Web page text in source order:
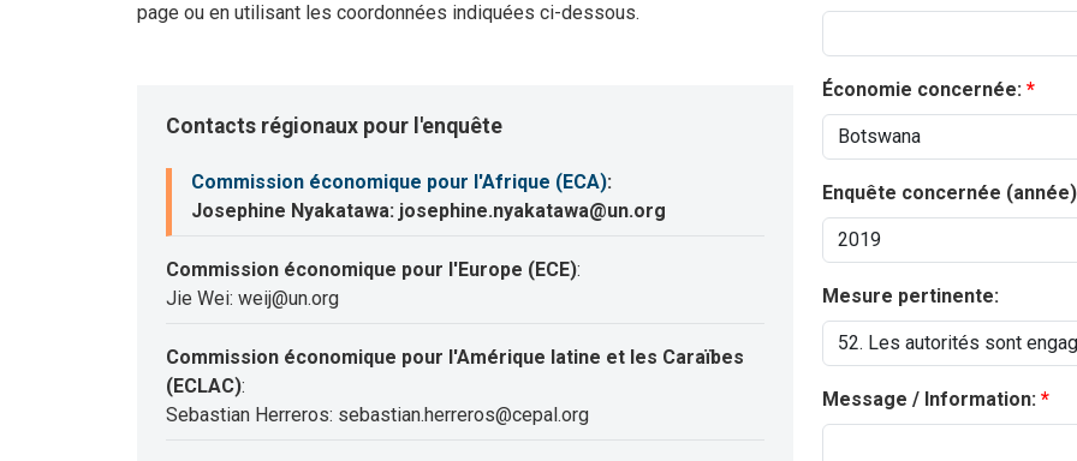
page ou en utilisant les coordonnées indiquées ci-dessous.
Contacts régionaux pour l'enquête
Commission économique pour l'Afrique (ECA):
Josephine Nyakatawa: josephine.nyakatawa@un.org
Commission économique pour l'Europe (ECE):
Jie Wei: weij@un.org
Commission économique pour l'Amérique latine et les Caraïbes
(ECLAC):
Sebastian Herreros: sebastian.herreros@cepal.org
Économie concernée:
Enquête concernée
Mesure pertinente:
Message / Information: